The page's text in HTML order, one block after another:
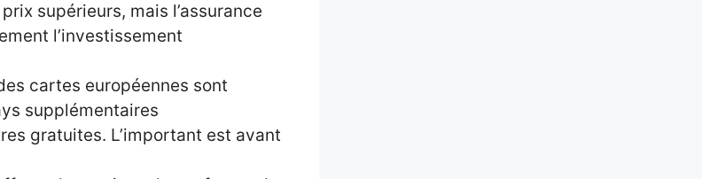
supérieurs, mais l’assurance
l’investissement
cartes européennes sont
supplémentaires
gratuites. L’important est avant